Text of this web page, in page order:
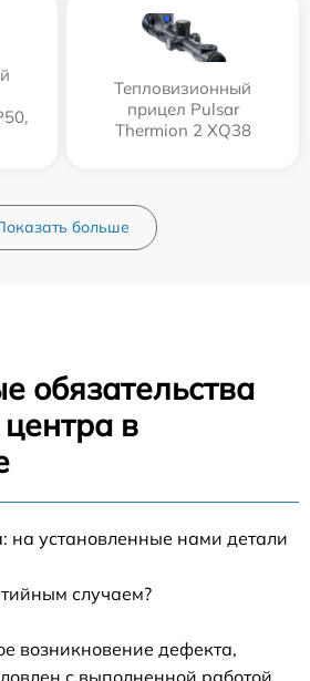
Тепловизионный
прицел Pulsar
Thermion 2 XQ38
больше
обязательства
в
на установленные нами детали
случаем?
возникновение дефекта,
с выполненной работой